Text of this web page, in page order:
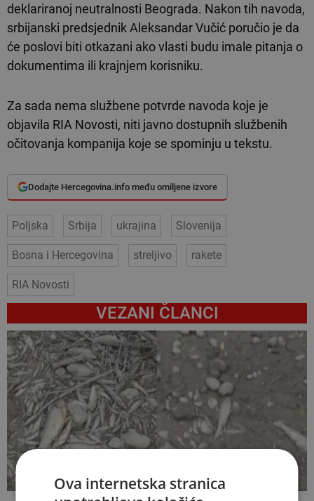
deklariranoj neutralnosti Beograda. Nakon tih navoda,
srbijanski predsjednik Aleksandar Vučić poručio je da
će poslovi biti otkazani ako vlasti budu imale pitanja o
dokumentima ili krajnjem korisniku.
Za sada nema službene potvrde navoda koje je
objavila RIA Novosti, niti javno dostupnih službenih
očitovanja kompanija koje se spominju u tekstu.
Dodajte Hercegovina.info među omiljene izvore
Poljska Srbija ukrajina Slovenija
Bosna i Hercegovina streljivo rakete
RIA Novosti
VEZANI ČLANCI
Ova internetska stranica